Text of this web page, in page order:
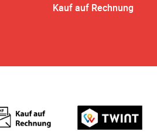
Kauf auf Rechnung